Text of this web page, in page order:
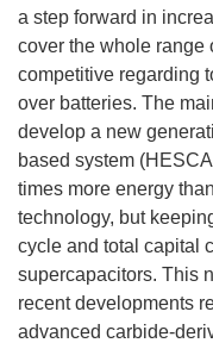
a step forward in
cover the whole range
competitive regarding
over batteries. The
develop a new
based system
times more energy
technology, but
cycle and total capital
supercapacitors. This
recent developments
advanced carbide-